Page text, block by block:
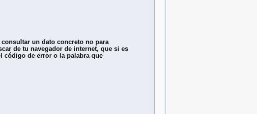
consultar un dato concreto no para
de tu navegador de internet, que si es
código de error o la palabra que